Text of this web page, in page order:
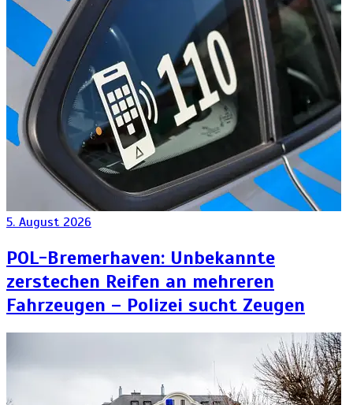
5. August 2026
POL-Bremerhaven: Unbekannte
zerstechen Reifen an mehreren
Fahrzeugen – Polizei sucht Zeugen